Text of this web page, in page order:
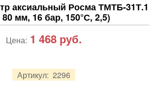
аксиальный Росма ТМТБ-31Т.1
мм, 16 бар, 150°С, 2,5)
Артикул: 2296
Цена: 1 468 руб.